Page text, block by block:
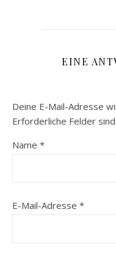
EINE
Deine E-Mail-Adresse
Erforderliche Felder
Name *
E-Mail-Adresse *